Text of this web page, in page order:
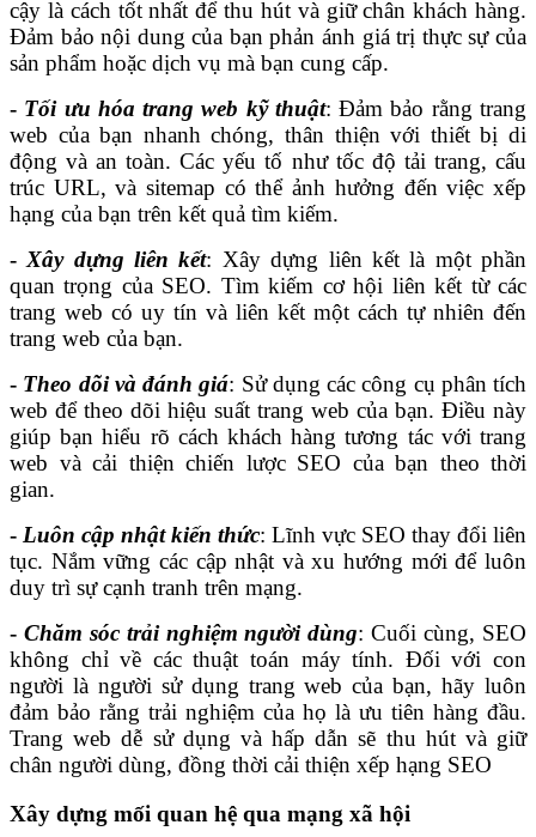
cậy là cách tốt nhất để thu hút và giữ chân khách hàng.
Đảm bảo nội dung của bạn phản ánh giá trị thực sự của
sản phẩm hoặc dịch vụ mà bạn cung cấp.
- Tối ưu hóa trang web kỹ thuật: Đảm bảo rằng trang
web của bạn nhanh chóng, thân thiện với thiết bị di
động và an toàn. Các yếu tố như tốc độ tải trang, cấu
trúc URL, và sitemap có thể ảnh hưởng đến việc xếp
hạng của bạn trên kết quả tìm kiếm.
- Xây dựng liên kết: Xây dựng liên kết là một phần
quan trọng của SEO. Tìm kiếm cơ hội liên kết từ các
trang web có uy tín và liên kết một cách tự nhiên đến
trang web của bạn.
- Theo dõi và đánh giá: Sử dụng các công cụ phân tích
web để theo dõi hiệu suất trang web của bạn. Điều này
giúp bạn hiểu rõ cách khách hàng tương tác với trang
web và cải thiện chiến lược SEO của bạn theo thời
gian.
- Luôn cập nhật kiến thức: Lĩnh vực SEO thay đổi liên
tục. Nắm vững các cập nhật và xu hướng mới để luôn
duy trì sự cạnh tranh trên mạng.
- Chăm sóc trải nghiệm người dùng: Cuối cùng, SEO
không chỉ về các thuật toán máy tính. Đối với con
người là người sử dụng trang web của bạn, hãy luôn
đảm bảo rằng trải nghiệm của họ là ưu tiên hàng đầu.
Trang web dễ sử dụng và hấp dẫn sẽ thu hút và giữ
chân người dùng, đồng thời cải thiện xếp hạng SEO
Xây dựng mối quan hệ qua mạng xã hội